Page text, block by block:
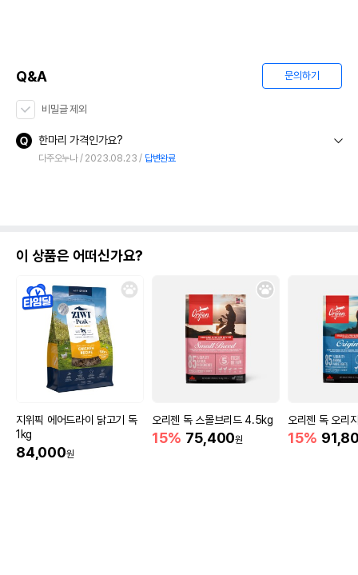
Q&A 문의하기
비밀글 제외
한마리 가격인가요?
다주오누나 2023.08.23 답변완료
이 상품은 어떠신가요?
지위픽 에어드라이 닭고기 독
1kg
84,000원
오리젠 독 스몰브리드 4.5kg
15% 75,400원
오리젠 독 오리
15%